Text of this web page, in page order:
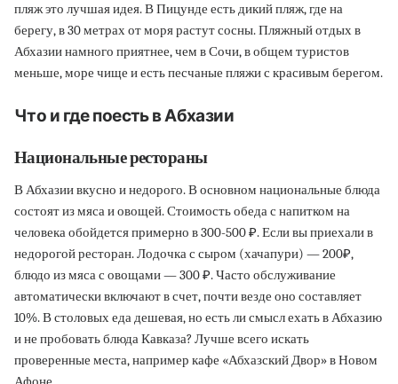
пляж это лучшая идея. В Пицунде есть дикий пляж, где на
берегу, в 30 метрах от моря растут сосны. Пляжный отдых в
Абхазии намного приятнее, чем в Сочи, в общем туристов
меньше, море чище и есть песчаные пляжи с красивым берегом.
Что и где поесть в Абхазии
Национальныерестораны
В Абхазии вкусно и недорого. В основном национальные блюда
состоят из мяса и овощей. Стоимость обеда с напитком на
человека обойдется примерно в 300-500 ₽. Если вы приехали в
недорогой ресторан. Лодочка с сыром (хачапури) — 200₽,
блюдо из мяса с овощами — 300 ₽. Часто обслуживание
автоматически включают в счет, почти везде оно составляет
10%. В столовых еда дешевая, но есть ли смысл ехать в Абхазию
и не пробовать блюда Кавказа? Лучше всего искать
проверенные места, например кафе «Абхазский Двор» в Новом